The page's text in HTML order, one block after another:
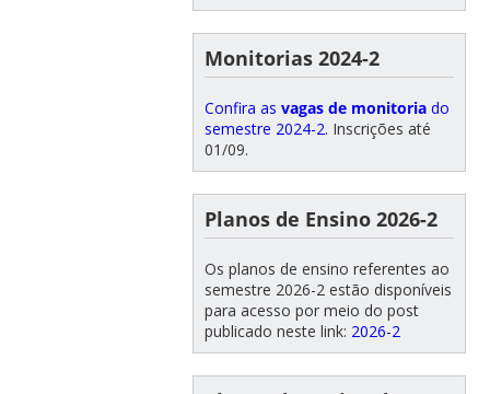
Monitorias 2024-2
Confira as vagas de monitoriado
semestre 2024-2. Inscrições até
01/09.
Planos de Ensino 2026-2
Os planos de ensino referentes ao
semestre 2026-2 estão disponíveis
para acesso por meio do post
publicado neste link: 2026-2